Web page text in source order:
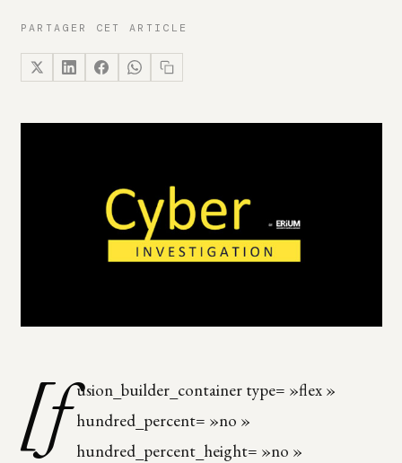
PARTAGER CET ARTICLE
[f usion_builder_container type= »flex »
hundred_percent= »no »
hundred_percent_height= »no »